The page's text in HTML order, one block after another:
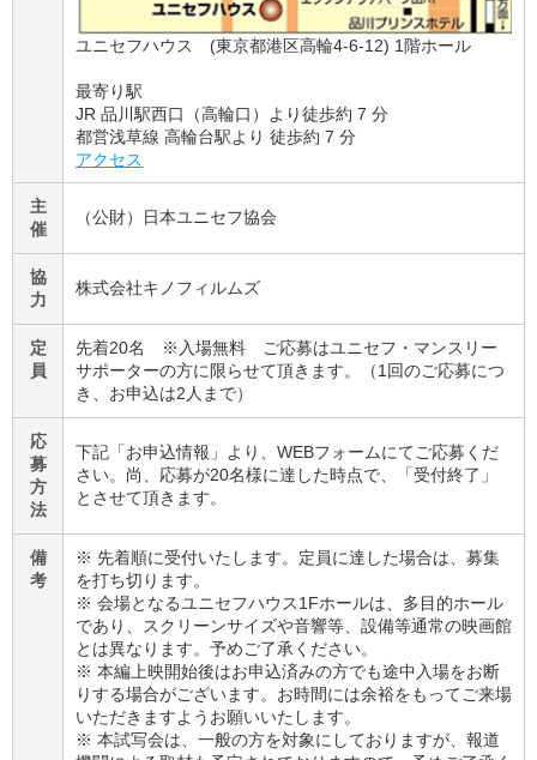
ユニセフハウス (東京都港区高輪4-6-12) 1階ホール
最寄り駅
JR 品川駅西口（高輪口）より徒歩約 7 分
都営浅草線 高輪台駅より 徒歩約 7 分
アクセス
主
催
（公財）日本ユニセフ協会
協
力
株式会社キノフィルムズ
定
員
先着20名 ※入場無料 ご応募はユニセフ・マンスリー
サポーターの方に限らせて頂きます。（1回のご応募につ
き、お申込は2人まで）
応
募
方
法
下記「お申込情報」より、WEBフォームにてご応募くだ
さい。尚、応募が20名様に達した時点で、「受付終了」
とさせて頂きます。
備
考
※ 先着順に受付いたします。定員に達した場合は、募集
を打ち切ります。
※ 会場となるユニセフハウス1Fホールは、多目的ホール
であり、スクリーンサイズや音響等、設備等通常の映画館
とは異なります。予めご了承ください。
※ 本編上映開始後はお申込済みの方でも途中入場をお断
りする場合がございます。お時間には余裕をもってご来場
いただきますようお願いいたします。
※ 本試写会は、一般の方を対象にしておりますが、報道